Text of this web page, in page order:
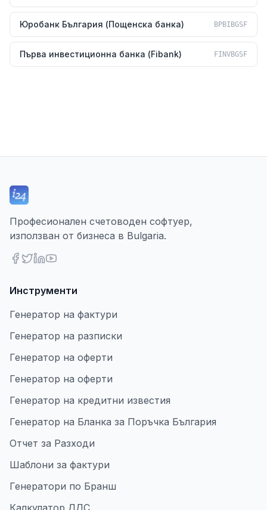
Юробанк България (Пощенска банка) BPBIBGSF
Първа инвестиционна банка (Fibank) FINVBGSF
Професионален счетоводен софтуер,
използван от бизнеса в Bulgaria.
Инструменти
Генератор на фактури
Генератор на разписки
Генератор на оферти
Генератор на оферти
Генератор на кредитни известия
Генератор на Бланка за Поръчка България
Отчет за Разходи
Шаблони за фактури
Генератори по Бранш
Калкулатор ДДС